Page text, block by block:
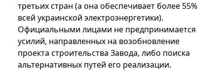
третьих стран (а она обеспечивает более 55%
всей украинской электроэнергетики).
Официальными лицами не предпринимается
усилий, направленных на возобновление
проекта строительства Завода, либо поиска
альтернативных путей его реализации.